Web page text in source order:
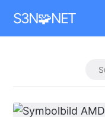
S3N🧩NET